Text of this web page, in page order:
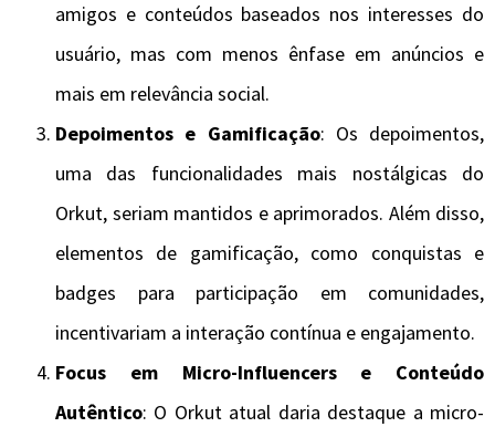
amigos e conteúdos baseados nos interesses do
usuário, mas com menos ênfase em anúncios e
mais em relevância social.
Depoimentos e Gamificação: Os depoimentos,
uma das funcionalidades mais nostálgicas do
Orkut, seriam mantidos e aprimorados. Além disso,
elementos de gamificação, como conquistas e
badges para participação em comunidades,
incentivariam a interação contínua e engajamento.
Focus em Micro-Influencers e Conteúdo
Autêntico: O Orkut atual daria destaque a micro-